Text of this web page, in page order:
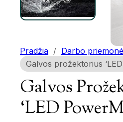
Pradžia / Darbo
Galvos prožektorius
Galvos
‘LED